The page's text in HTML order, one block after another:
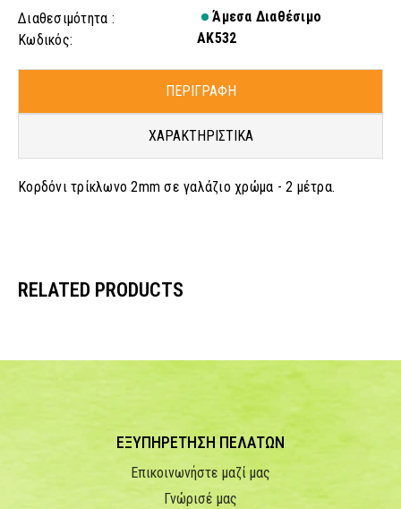
Διαθεσιμότητα :
Άμεσα Διαθέσιμο
Κωδικός:
AK532
ΠΕΡΙΓΡΑΦΗ
ΧΑΡΑΚΤΗΡΙΣΤΙΚΑ
Κορδόνι τρίκλωνο 2mm σε γαλάζιο χρώμα - 2 μέτρα.
RELATED PRODUCTS
ΕΞΥΠΗΡΕΤΗΣΗ ΠΕΛΑΤΩΝ
Επικοινωνήστε μαζί μας
Γνώρισέ μας